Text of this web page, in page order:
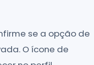
se a opção de
O ícone de